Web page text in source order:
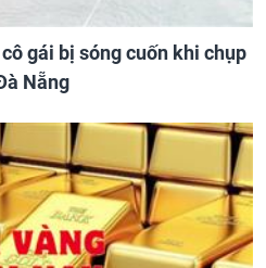
gái bị sóng cuốn khi chụp
Nẵng